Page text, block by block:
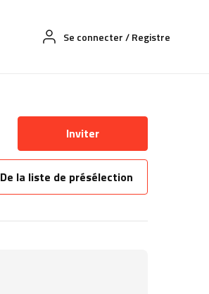
Se connecter/Registre
Inviter
De la liste de présélection